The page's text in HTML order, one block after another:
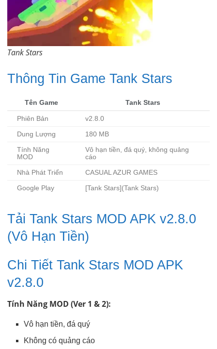
Tank Stars
Thông Tin Game Tank Stars
Tên Game Tank Stars
Phiên Bản v2.8.0
Dung Lượng 180 MB
Tính Năng
MOD
Vô hạn tiền, đá quý, không quảng
cáo
Nhà Phát Triển CASUAL AZUR GAMES
Google Play [Tank Stars](Tank Stars)
Tải Tank Stars MOD APK v2.8.0
(Vô Hạn Tiền)
Chi Tiết Tank Stars MOD APK
v2.8.0
Tính Năng MOD (Ver 1 & 2):
Vô hạn tiền, đá quý
Không có quảng cáo